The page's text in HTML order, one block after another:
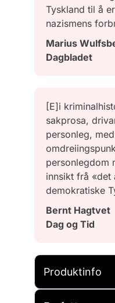
Tyskland til å
nazismens
Marius
Dagbladet
[E]i
sakprosa,
personleg,
personlegdom
innsikt frå «det
demokratiske
Bernt Hagtvet
Dag og Tid
Produktinfo